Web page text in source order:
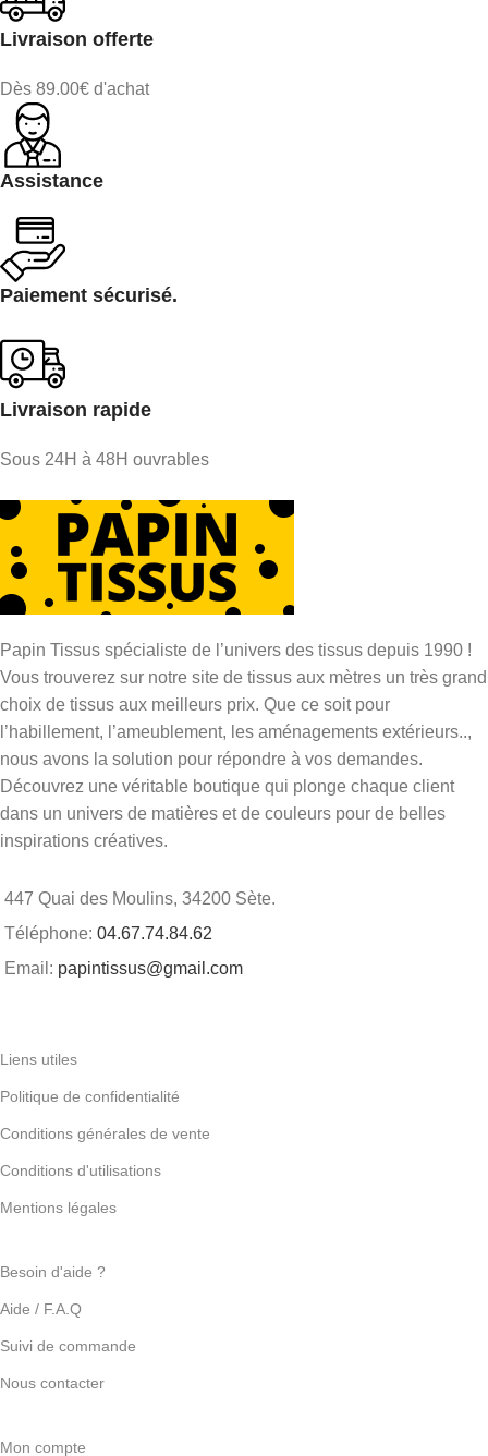
Livraison offerte
Dès 89.00€ d'achat
Assistance
Paiement sécurisé.
Livraison rapide
Sous 24H à 48H ouvrables
Papin Tissus spécialiste de l’univers des tissus depuis 1990 !
Vous trouverez sur notre site de tissus aux mètres un très grand
choix de tissus aux meilleurs prix. Que ce soit pour
l’habillement, l’ameublement, les aménagements extérieurs..,
nous avons la solution pour répondre à vos demandes.
Découvrez une véritable boutique qui plonge chaque client
dans un univers de matières et de couleurs pour de belles
inspirations créatives.
447 Quai des Moulins, 34200 Sète.
Téléphone: 04.67.74.84.62
Email: papintissus@gmail.com
Liens utiles
Politique de confidentialité
Conditions générales de vente
Conditions d'utilisations
Mentions légales
Besoin d'aide ?
Aide / F.A.Q
Suivi de commande
Nous contacter
Mon compte